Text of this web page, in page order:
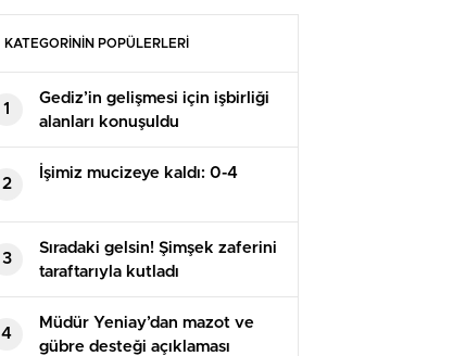
KATEGORİNİN POPÜLERLERİ
1
Gediz’in gelişmesi için işbirliği
alanları konuşuldu
2
İşimiz mucizeye kaldı: 0-4
3
Sıradaki gelsin! Şimşek zaferini
taraftarıyla kutladı
4
Müdür Yeniay’dan mazot ve
gübre desteği açıklaması